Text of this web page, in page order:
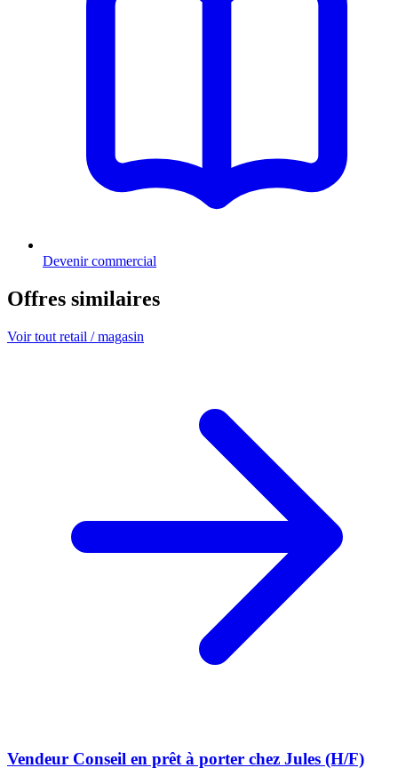
Devenir commercial
Offres similaires
Voir tout retail / magasin
Vendeur Conseil en prêt à porter chez Jules (H/F)